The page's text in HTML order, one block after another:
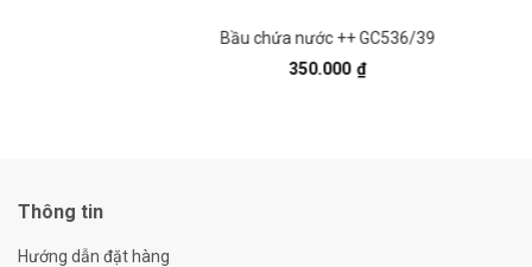
Bầu chứa nước ++ GC536/39
350.000 ₫
Thông tin
Hướng dẫn đặt hàng